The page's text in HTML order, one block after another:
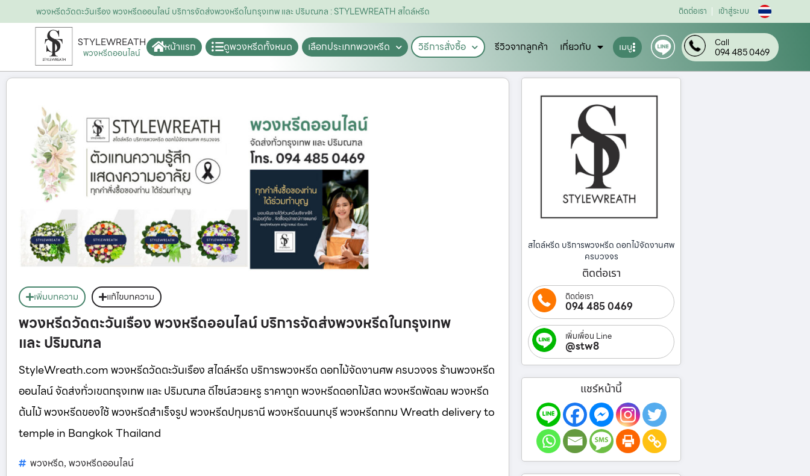
พวงหรีดวัดตะวันเรือง พวงหรีดออนไลน์ บริการจัดส่งพวงหรีดในกรุงเทพ และ ปริมณฑล : STYLEWREATH สไตล์หรีด ติดต่อเรา เข้าสู่ระบบ
STYLEWREATH
พวงหรีดออนไลน์ หน้าแรก ดูพวงหรีดทั้งหมด เลือกประเภทพวงหรีด วิธีการสั่งซื้อ รีวิวจากลูกค้า เกี่ยวกับ เมนู Call
094 485 0469
เพิ่มบทความ แก้ไขบทความ
พวงหรีดวัดตะวันเรือง พวงหรีดออนไลน์ บริการจัดส่งพวงหรีดในกรุงเทพ
และ ปริมณฑล
StyleWreath.com พวงหรีดวัดตะวันเรือง สไตล์หรีด บริการพวงหรีด ดอกไม้จัดงานศพ ครบวงจร ร้านพวงหรีด
ออนไลน์ จัดส่งทั่วเขตกรุงเทพ และ ปริมณฑล ดีไซน์สวยหรู ราคาถูก พวงหรีดดอกไม้สด พวงหรีดพัดลม พวงหรีด
ต้นไม้ พวงหรีดของใช้ พวงหรีดสำเร็จรูป พวงหรีดปทุมธานี พวงหรีดนนทบุรี พวงหรีดกทม Wreath delivery to
temple in Bangkok Thailand
พวงหรีด, พวงหรีดออนไลน์
สไตล์หรีด บริการพวงหรีด ดอกไม้จัดงานศพ
ครบวงจร
ติดต่อเรา
ติดต่อเรา
094 485 0469
เพิ่มเพื่อน Line
@stw8
แชร์หน้านี้